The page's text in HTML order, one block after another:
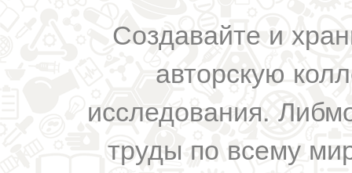
Создавайте и
авторскую
исследования.
труды по всему